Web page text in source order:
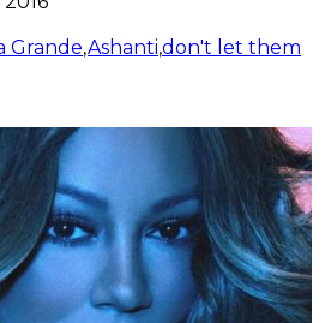
Grande,Ashanti,don't let them